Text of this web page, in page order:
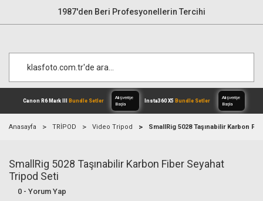
1987'den Beri Profesyonellerin Tercihi
Canon R6 Mark IIIBundle Setler
Alışverişe
Anasayfa TRİPOD Video Tripod SmallRig 5028 Taşınabilir Karbon
SmallRig 5028 Taşınabilir Karbon Fiber Seyahat
Tripod Seti
0 - Yorum Yap